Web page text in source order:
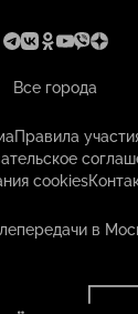
Все города
Правила
cookies
в